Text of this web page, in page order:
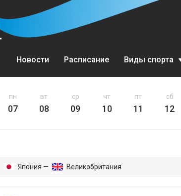
Новости Расписание Виды спорта
Бобслей
пн
07
вт
08
ср
09
чт
10
пт
11
сб
12
Япония — Великобритания